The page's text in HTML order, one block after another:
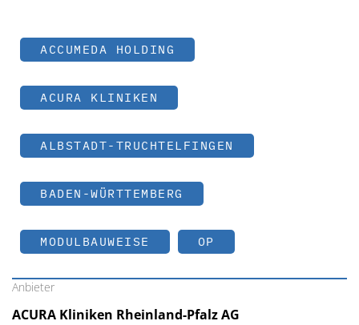
ACCUMEDA HOLDING
ACURA KLINIKEN
ALBSTADT-TRUCHTELFINGEN
BADEN-WÜRTTEMBERG
MODULBAUWEISE OP
Anbieter
ACURA Kliniken Rheinland-Pfalz AG